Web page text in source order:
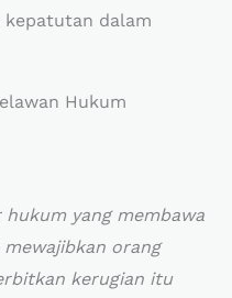
kepatutan dalam
Hukum
hukum yang membawa
orang
kerugian itu